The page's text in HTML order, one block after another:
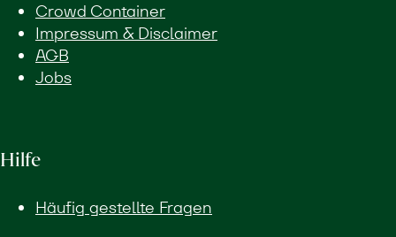
Crowd Container
Impressum & Disclaimer
AGB
Jobs
Hilfe
Häufig gestellte Fragen